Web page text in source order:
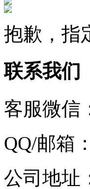
抱歉，指
联系我们
客服微信
QQ/邮箱：
公司地址